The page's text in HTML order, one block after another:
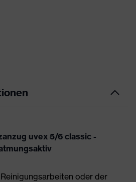
uvex 5/6 classic -
oder der